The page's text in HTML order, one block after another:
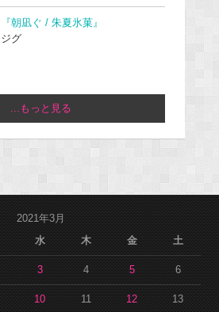
『朝凪ぐ / 朱夏氷菓』
ジグ
...もっと見る
2021年3月
水 木 金 土
3 4 5 6
10 11 12 13